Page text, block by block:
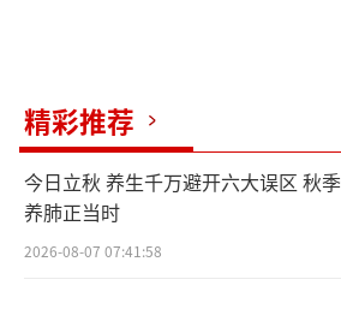
精彩推荐
今日立秋 养生千万避开六大误区 秋季
养肺正当时
2026-08-07 07:41:58